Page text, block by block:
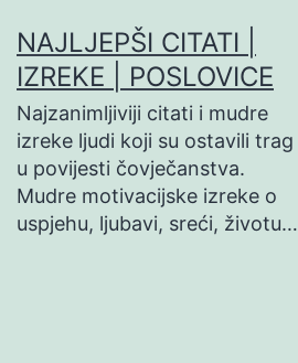
na
sadržaj
NAJLJEPŠI CITATI |
IZREKE | POSLOVICE
Najzanimljiviji citati i mudre
izreke ljudi koji su ostavili trag
u povijesti čovječanstva.
Mudre motivacijske izreke o
uspjehu, ljubavi, sreći, životu…